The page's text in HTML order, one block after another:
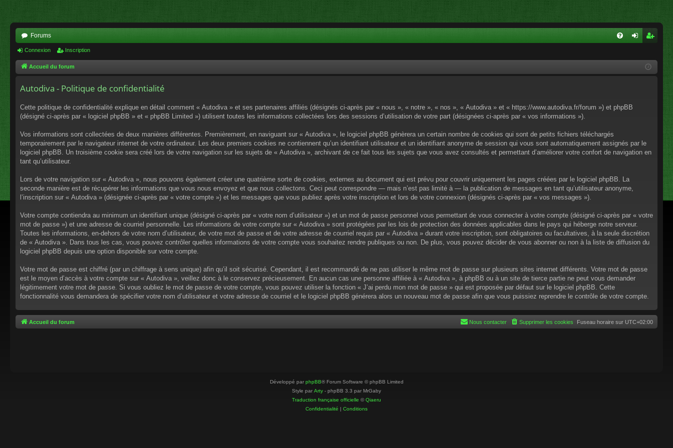
Forums
cri
Connexion Inscription
Accueil du forum
Autodiva - Politique de confidentialité
Cette politique de confidentialité explique en détail comment « Autodiva » et ses partenaires affiliés (désignés ci-après par « nous », « notre », « nos », « Autodiva » et « https://www.autodiva.fr/forum ») et phpBB
(désigné ci-après par « logiciel phpBB » et « phpBB Limited ») utilisent toutes les informations collectées lors des sessions d’utilisation de votre part (désignées ci-après par « vos informations »).
Vos informations sont collectées de deux manières différentes. Premièrement, en naviguant sur « Autodiva », le logiciel phpBB génèrera un certain nombre de cookies qui sont de petits fichiers téléchargés
temporairement par le navigateur internet de votre ordinateur. Les deux premiers cookies ne contiennent qu’un identifiant utilisateur et un identifiant anonyme de session qui vous sont automatiquement assignés par le
logiciel phpBB. Un troisième cookie sera créé lors de votre navigation sur les sujets de « Autodiva », archivant de ce fait tous les sujets que vous avez consultés et permettant d’améliorer votre confort de navigation en
tant qu’utilisateur.
Lors de votre navigation sur « Autodiva », nous pouvons également créer une quatrième sorte de cookies, externes au document qui est prévu pour couvrir uniquement les pages créées par le logiciel phpBB. La
seconde manière est de récupérer les informations que vous nous envoyez et que nous collectons. Ceci peut correspondre — mais n’est pas limité à — la publication de messages en tant qu’utilisateur anonyme,
l’inscription sur « Autodiva » (désignée ci-après par « votre compte ») et les messages que vous publiez après votre inscription et lors de votre connexion (désignés ci-après par « vos messages »).
Votre compte contiendra au minimum un identifiant unique (désigné ci-après par « votre nom d’utilisateur ») et un mot de passe personnel vous permettant de vous connecter à votre compte (désigné ci-après par « votre
mot de passe ») et une adresse de courriel personnelle. Les informations de votre compte sur « Autodiva » sont protégées par les lois de protection des données applicables dans le pays qui héberge notre serveur.
Toutes les informations, en-dehors de votre nom d’utilisateur, de votre mot de passe et de votre adresse de courriel requis par « Autodiva » durant votre inscription, sont obligatoires ou facultatives, à la seule discrétion
de « Autodiva ». Dans tous les cas, vous pouvez contrôler quelles informations de votre compte vous souhaitez rendre publiques ou non. De plus, vous pouvez décider de vous abonner ou non à la liste de diffusion du
logiciel phpBB depuis une option disponible sur votre compte.
Votre mot de passe est chiffré (par un chiffrage à sens unique) afin qu’il soit sécurisé. Cependant, il est recommandé de ne pas utiliser le même mot de passe sur plusieurs sites internet différents. Votre mot de passe
est le moyen d’accès à votre compte sur « Autodiva », veillez donc à le conservez précieusement. En aucun cas une personne affiliée à « Autodiva », à phpBB ou à un site de tierce partie ne peut vous demander
légitimement votre mot de passe. Si vous oubliez le mot de passe de votre compte, vous pouvez utiliser la fonction « J’ai perdu mon mot de passe » qui est proposée par défaut sur le logiciel phpBB. Cette
fonctionnalité vous demandera de spécifier votre nom d’utilisateur et votre adresse de courriel et le logiciel phpBB générera alors un nouveau mot de passe afin que vous puissiez reprendre le contrôle de votre compte.
Accueil du forum Fuseau horaire sur UTC+02:00
Supprimer les cookies
Nous contacter
Développé par phpBB® Forum Software © phpBB Limited
Style par Arty - phpBB 3.3 par MrGaby
Traduction française officielle ©Qiaeru
Confidentialité | Conditions